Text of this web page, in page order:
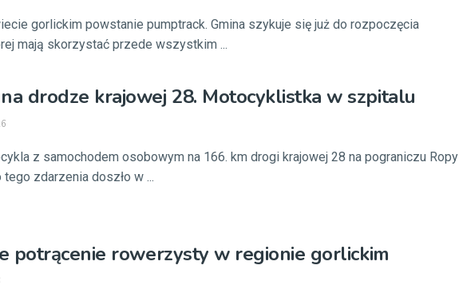
gorlickim powstanie pumptrack. Gmina szykuje się już do rozpoczęcia
mają skorzystać przede wszystkim ...
drodze krajowej 28. Motocyklistka w szpitalu
z samochodem osobowym na 166. km drogi krajowej 28 na pograniczu Ropy
tego zdarzenia doszło w ...
potrącenie rowerzysty w regionie gorlickim